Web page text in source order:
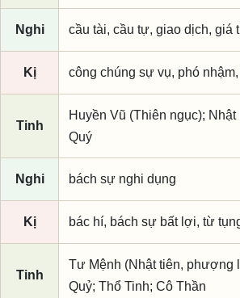
Nghi cầu tài, cầu tự, giao dịch, giá
Kị công chúng sự vụ, phó
Tinh
Huyền Vũ (Thiên ngục);
Quý
Nghi bách sự nghi dụng
Kị bác hí, bách sự bất lợi, từ
Tinh
Tư Mệnh (Nhật tiên, phượng
Quỷ; Thổ Tinh; Cô Thần